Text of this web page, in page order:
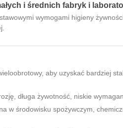
i średnich fabryk i
wymogami higieny
aby uzyskać bardziej
długa żywotność, niskie
w środowisku spożywczym,